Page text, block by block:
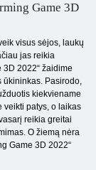
Game 3D
visus sėjos, laukų
jas reikia
3D 2022“ žaidime
ūkininkas. Pasirodo,
kiekviename
veikti patys, o laikas
reikia greitai
O žiemą nėra
Game 3D 2022“